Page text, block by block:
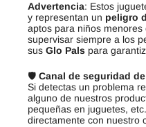
Advertencia: Estos
y representan un peligro
aptos para niños menores
supervisar siempre a los
sus Glo Pals para
🛡️ Canal de seguridad
Si detectas un problema
alguno de nuestros
pequeñas en juguetes,
directamente con nuestro